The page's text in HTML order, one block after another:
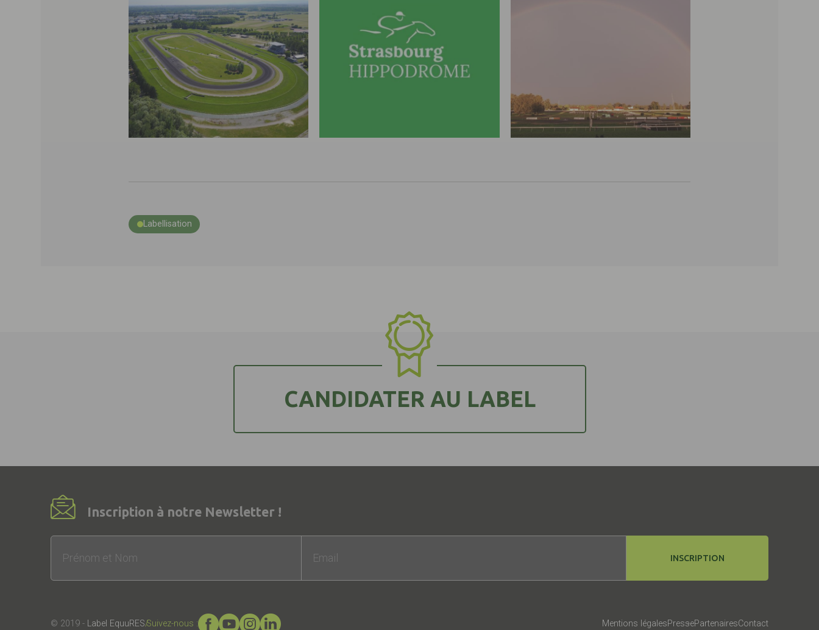
Labellisation
CANDIDATER AU LABEL
Inscription à notre Newsletter !
INSCRIPTION
© 2019 - Label EquuRESSuivez-nous : Mentions légalesPressePartenairesContact